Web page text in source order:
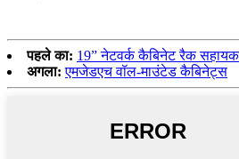
पहले का: 19” नेटवर्क कैबिनेट रैक
अगला: एमजेडएच वॉल-माउंटेड कैबिनेट्स